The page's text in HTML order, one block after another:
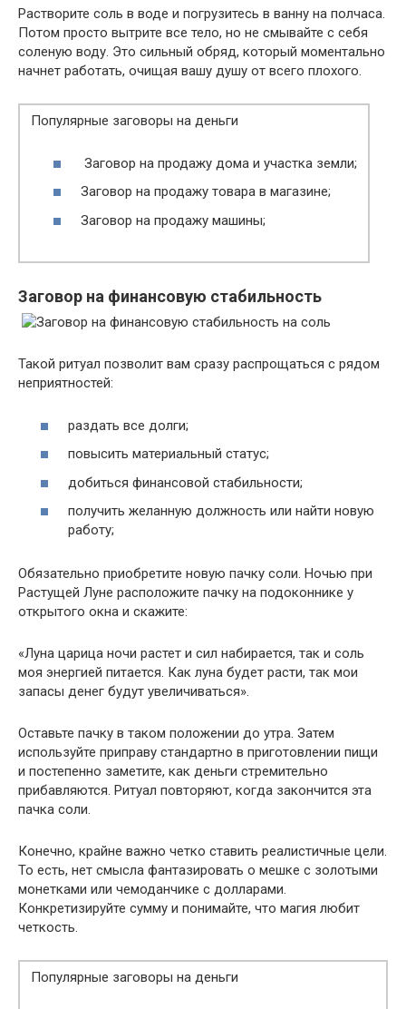
Растворите соль в воде и погрузитесь в ванну на полчаса.
Потом просто вытрите все тело, но не смывайте с себя
соленую воду. Это сильный обряд, который моментально
начнет работать, очищая вашу душу от всего плохого.
Популярные заговоры на деньги
Заговор на продажу дома и участка земли;
Заговор на продажу товара в магазине;
Заговор на продажу машины;
Заговор на финансовую стабильность
Такой ритуал позволит вам сразу распрощаться с рядом
неприятностей:
раздать все долги;
повысить материальный статус;
добиться финансовой стабильности;
получить желанную должность или найти новую
работу;
Обязательно приобретите новую пачку соли. Ночью при
Растущей Луне расположите пачку на подоконнике у
открытого окна и скажите:
«Луна царица ночи растет и сил набирается, так и соль
моя энергией питается. Как луна будет расти, так мои
запасы денег будут увеличиваться».
Оставьте пачку в таком положении до утра. Затем
используйте приправу стандартно в приготовлении пищи
и постепенно заметите, как деньги стремительно
прибавляются. Ритуал повторяют, когда закончится эта
пачка соли.
Конечно, крайне важно четко ставить реалистичные цели.
То есть, нет смысла фантазировать о мешке с золотыми
монетками или чемоданчике с долларами.
Конкретизируйте сумму и понимайте, что магия любит
четкость.
Популярные заговоры на деньги